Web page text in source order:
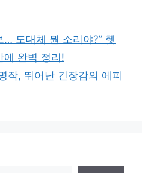
… 도대체 뭔 소리야?” 헷
에 완벽 정리!
작, 뛰어난 긴장감의 에피